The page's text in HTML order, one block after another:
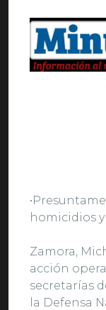
homicidios
Zamora,
acción
secretarías
la Defensa